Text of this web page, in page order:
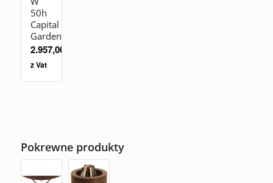
50h
Capital
Garden
2.957,00
z Vat
Pokrewne produkty